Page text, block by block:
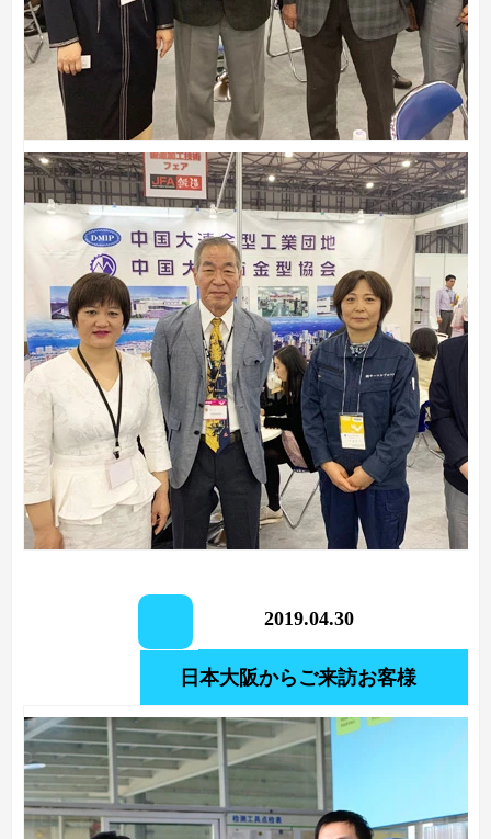
2019.04.30
日本大阪からご来訪お客様